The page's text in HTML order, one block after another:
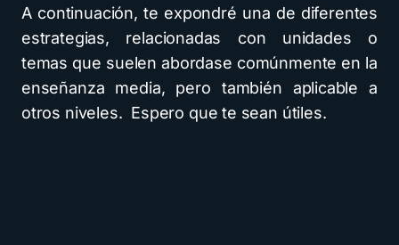
A continuación, te expondré una de diferentes
estrategias, relacionadas con unidades o
temas que suelen abordase comúnmente en la
enseñanza media, pero también aplicable a
otros niveles. Espero que te sean útiles.